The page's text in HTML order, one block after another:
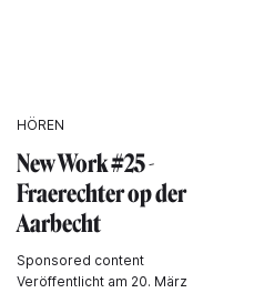
HÖREN
New Work #25 -
Fraerechter op der
Aarbecht
Sponsored content
Veröffentlicht am 20. März